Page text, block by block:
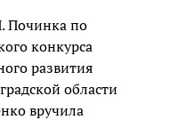
по
конкурса
развития
области
вручила